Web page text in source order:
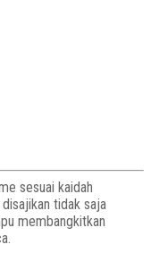
sesuai kaidah
tidak saja
membangkitkan